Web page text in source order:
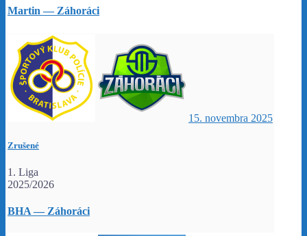
Martin — Záhoráci
15. novembra 2025
Zrušené
1. Liga
2025/2026
BHA — Záhoráci